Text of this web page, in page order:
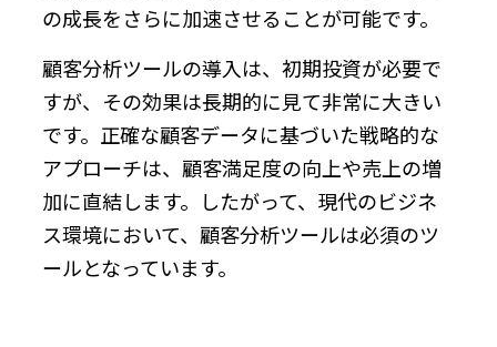
の成長をさらに加速させることが可能です。
顧客分析ツールの導入は、初期投資が必要で
すが、その効果は長期的に見て非常に大きい
です。正確な顧客データに基づいた戦略的な
アプローチは、顧客満足度の向上や売上の増
加に直結します。したがって、現代のビジネ
ス環境において、顧客分析ツールは必須のツ
ールとなっています。